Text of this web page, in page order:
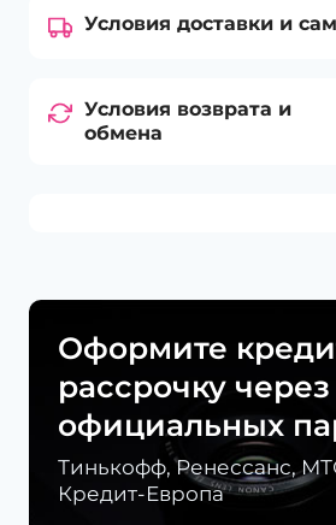
Условия доставки и
Условия возврата и
обмена
Оформите
рассрочку
официальных
Тинькофф, Ренессанс,
Кредит-Европа